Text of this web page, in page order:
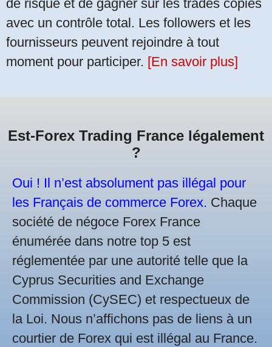
de risque et de gagner sur les trades copiés
avec un contrôle total. Les followers et les
fournisseurs peuvent rejoindre à tout
moment pour participer. [En savoir plus]
Est-Forex Trading France légalement
?
Oui ! Il n’est absolument pas illégal pour
les Français de commerce Forex. Chaque
société de négoce Forex France
énumérée dans notre top 5 est
réglementée par une autorité telle que la
Cyprus Securities and Exchange
Commission (CySEC) et respectueux de
la Loi. Nous n’affichons pas de liens à un
courtier de Forex qui est illégal au France.